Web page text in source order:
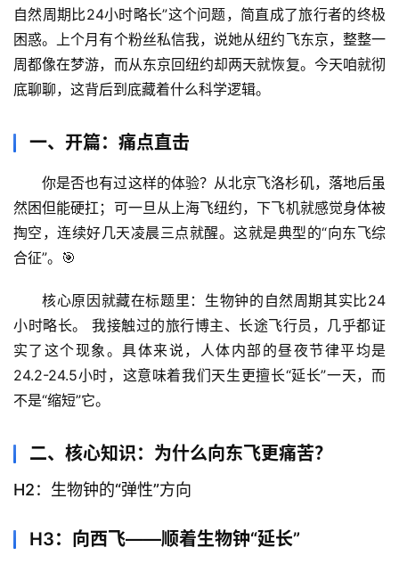
自然周期比24小时略长”这个问题，简直成了旅行者的终极
困惑。上个月有个粉丝私信我，说她从纽约飞东京，整整一
周都像在梦游，而从东京回纽约却两天就恢复。今天咱就彻
底聊聊，这背后到底藏着什么科学逻辑。
一、开篇：痛点直击
你是否也有过这样的体验？从北京飞洛杉矶，落地后虽
然困但能硬扛；可一旦从上海飞纽约，下飞机就感觉身体被
掏空，连续好几天凌晨三点就醒。这就是典型的“向东飞综
合征”。🎯
核心原因就藏在标题里：生物钟的自然周期其实比24
小时略长。
我接触过的旅行博主、长途飞行员，几乎都证
实了这个现象。具体来说，人体内部的昼夜节律平均是
24.2-24.5小时，这意味着我们天生更擅长“延长”一天，而
不是“缩短”它。
二、核心知识：为什么向东飞更痛苦？
H2：生物钟的“弹性”方向
H3：向西飞——顺着生物钟“延长”